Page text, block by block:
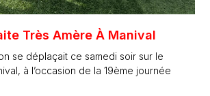
Très Amère À Manival
se déplaçait ce samedi soir sur le
à l’occasion de la 19ème journée